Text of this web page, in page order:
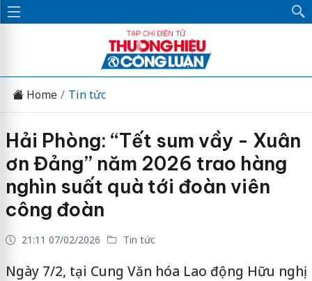
Home Tin tức
Hải Phòng: “Tết sum vầy - Xuân
ơn Đảng” năm 2026 trao hàng
nghìn suất quà tới đoàn viên
công đoàn
21:11 07/02/2026 Tin tức
Ngày 7/2, tại Cung Văn hóa Lao động Hữu nghị